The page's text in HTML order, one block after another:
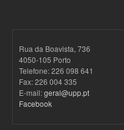
Rua da Boavista, 736
4050-105 Porto
Telefone: 226 098 641
Fax: 226 004 335
E-mail:geral@upp.pt
Facebook